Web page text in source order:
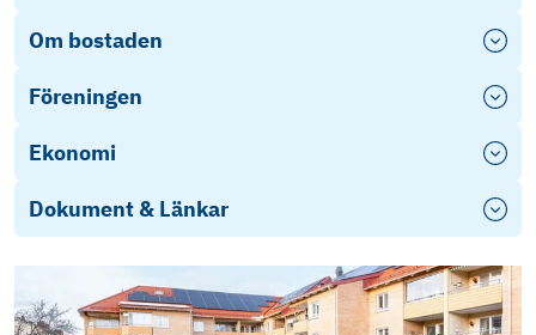
Om bostaden
Föreningen
Ekonomi
Dokument & Länkar
ED _ Gabrielbergsg 9, 11, 13 Norralundsg 28,
30